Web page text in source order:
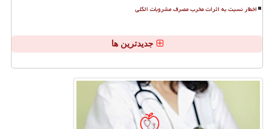
اخطار نسبت به اثرات مخرب مصرف مشروبات الکلی
جدیدترین ها